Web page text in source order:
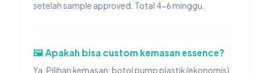
setelah sample approved. Total 4-6 minggu.
🖼️ Apakah bisa custom kemasan essence?
Ya. Pilihan kemasan: botol pump plastik (ekonomis),